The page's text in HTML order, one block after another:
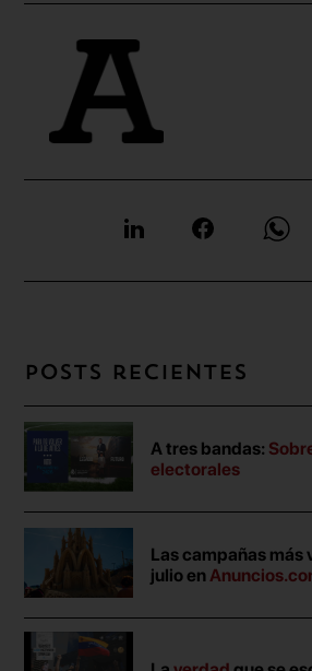
Posts recientes
A tres bandas:
electorales
Las campañas más
julio en